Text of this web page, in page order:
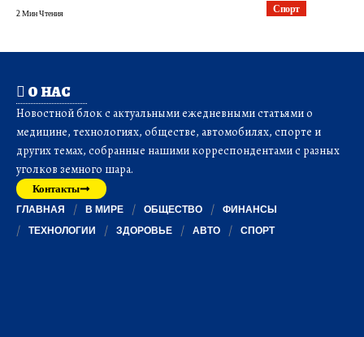
Спорт
2 Мин Чтения
О НАС
Новостной блок с актуальными ежедневными статьями о
медицине, технологиях, обществе, автомобилях, спорте и
других темах, собранные нашими корреспондентами с разных
уголков земного шара.
Контакты
ГЛАВНАЯ В МИРЕ ОБЩЕСТВО
ФИНАНСЫ
ТЕХНОЛОГИИ
ЗДОРОВЬЕ АВТО СПОРТ